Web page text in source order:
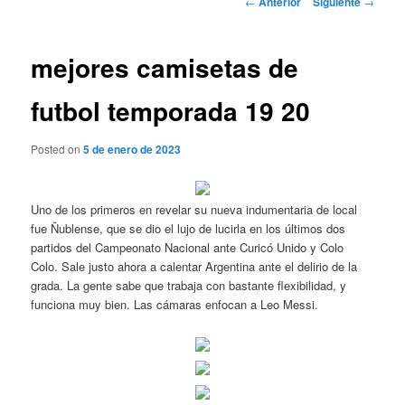
mejores camisetas de
futbol temporada 19 20
Posted on5 de enero de 2023
Uno de los primeros en revelar su nueva indumentaria de local
fue Ñublense, que se dio el lujo de lucirla en los últimos dos
partidos del Campeonato Nacional ante Curicó Unido y Colo
Colo. Sale justo ahora a calentar Argentina ante el delirio de la
grada. La gente sabe que trabaja con bastante flexibilidad, y
funciona muy bien. Las cámaras enfocan a Leo Messi.